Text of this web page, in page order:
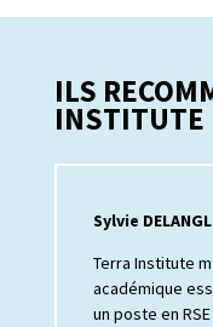
ILS
INSTITUTE
Sylvie
Terra Institute
académique
un poste en